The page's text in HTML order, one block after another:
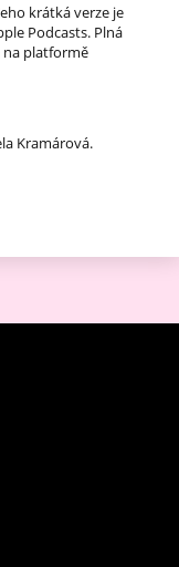
krátká verze je
Podcasts. Plná
na platformě
Kramárová.